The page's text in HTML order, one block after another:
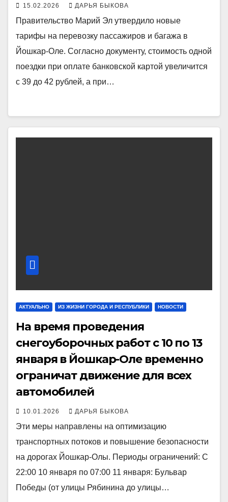
15.02.2026 ДАРЬЯ БЫКОВА
Правительство Марий Эл утвердило новые
тарифы на перевозку пассажиров и багажа в
Йошкар-Оле. Согласно документу, стоимость одной
поездки при оплате банковской картой увеличится
с 39 до 42 рублей, а при…
АКТУАЛЬНО ИЗ ЖИЗНИ ГОРОДА И РЕСПУБЛИКИ НОВОСТИ
На время проведения
снегоуборочных работ с 10 по 13
января в Йошкар-Оле временно
ограничат движение для всех
автомобилей
10.01.2026 ДАРЬЯ БЫКОВА
Эти меры направлены на оптимизацию
транспортных потоков и повышение безопасности
на дорогах Йошкар-Олы. Периоды ограничений: С
22:00 10 января по 07:00 11 января: Бульвар
Победы (от улицы Рябинина до улицы…